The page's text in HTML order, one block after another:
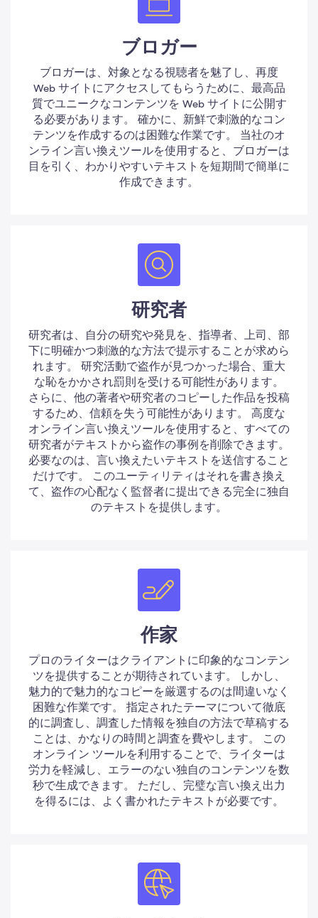
ブロガー
ブロガーは、対象となる視聴者を魅了し、再度
Web サイトにアクセスしてもらうために、最高品
質でユニークなコンテンツを Web サイトに公開す
る必要があります。 確かに、新鮮で刺激的なコン
テンツを作成するのは困難な作業です。 当社のオ
ンライン言い換えツールを使用すると、ブロガーは
目を引く、わかりやすいテキストを短期間で簡単に
作成できます。
研究者
研究者は、自分の研究や発見を、指導者、上司、部
下に明確かつ刺激的な方法で提示することが求めら
れます。 研究活動で盗作が見つかった場合、重大
な恥をかかされ罰則を受ける可能性があります。
さらに、他の著者や研究者のコピーした作品を投稿
するため、信頼を失う可能性があります。 高度な
オンライン言い換えツールを使用すると、すべての
研究者がテキストから盗作の事例を削除できます。
必要なのは、言い換えたいテキストを送信すること
だけです。 このユーティリティはそれを書き換え
て、盗作の心配なく監督者に提出できる完全に独自
のテキストを提供します。
作家
プロのライターはクライアントに印象的なコンテン
ツを提供することが期待されています。 しかし、
魅力的で魅力的なコピーを厳選するのは間違いなく
困難な作業です。 指定されたテーマについて徹底
的に調査し、調査した情報を独自の方法で草稿する
ことは、かなりの時間と調査を費やします。 この
オンライン ツールを利用することで、ライターは
労力を軽減し、エラーのない独自のコンテンツを数
秒で生成できます。 ただし、完璧な言い換え出力
を得るには、よく書かれたテキストが必要です。